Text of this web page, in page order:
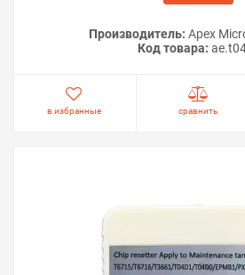
Производитель: Apex
Код товара:
в избранные сравнить